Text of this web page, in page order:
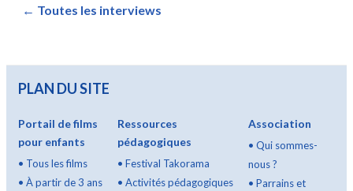
← Toutes les interviews
PLAN DU SITE
Portail de films
pour enfants
• Tous les films
• À partir de 3 ans
Ressources
pédagogiques
• Festival Takorama
• Activités pédagogiques
Association
•Qui sommes-
nous ?
•Parrains et